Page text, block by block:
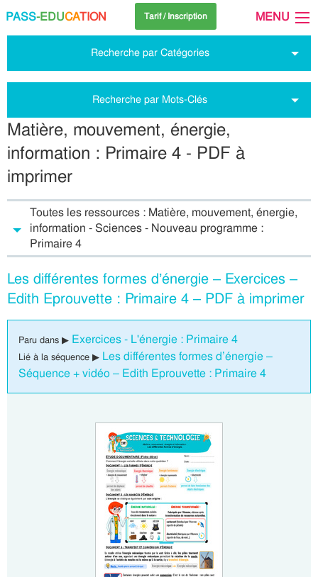
PASS-EDUCATION Tarif / Inscription MENU
Recherche par Catégories
Recherche par Mots-Clés
Matière, mouvement, énergie,
information : Primaire 4 - PDF à
imprimer
Toutes les ressources : Matière, mouvement, énergie,
information - Sciences - Nouveau programme :
Primaire 4
Les différentes formes d’énergie – Exercices –
Edith Eprouvette : Primaire 4 – PDF à imprimer
Paru dans ▶ Exercices - L'énergie : Primaire 4
Lié à la séquence ▶ Les différentes formes d’énergie –
Séquence + vidéo – Edith Eprouvette : Primaire 4